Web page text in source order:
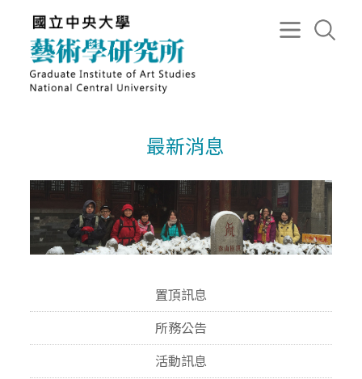
最新消息
置頂訊息
所務公告
活動訊息